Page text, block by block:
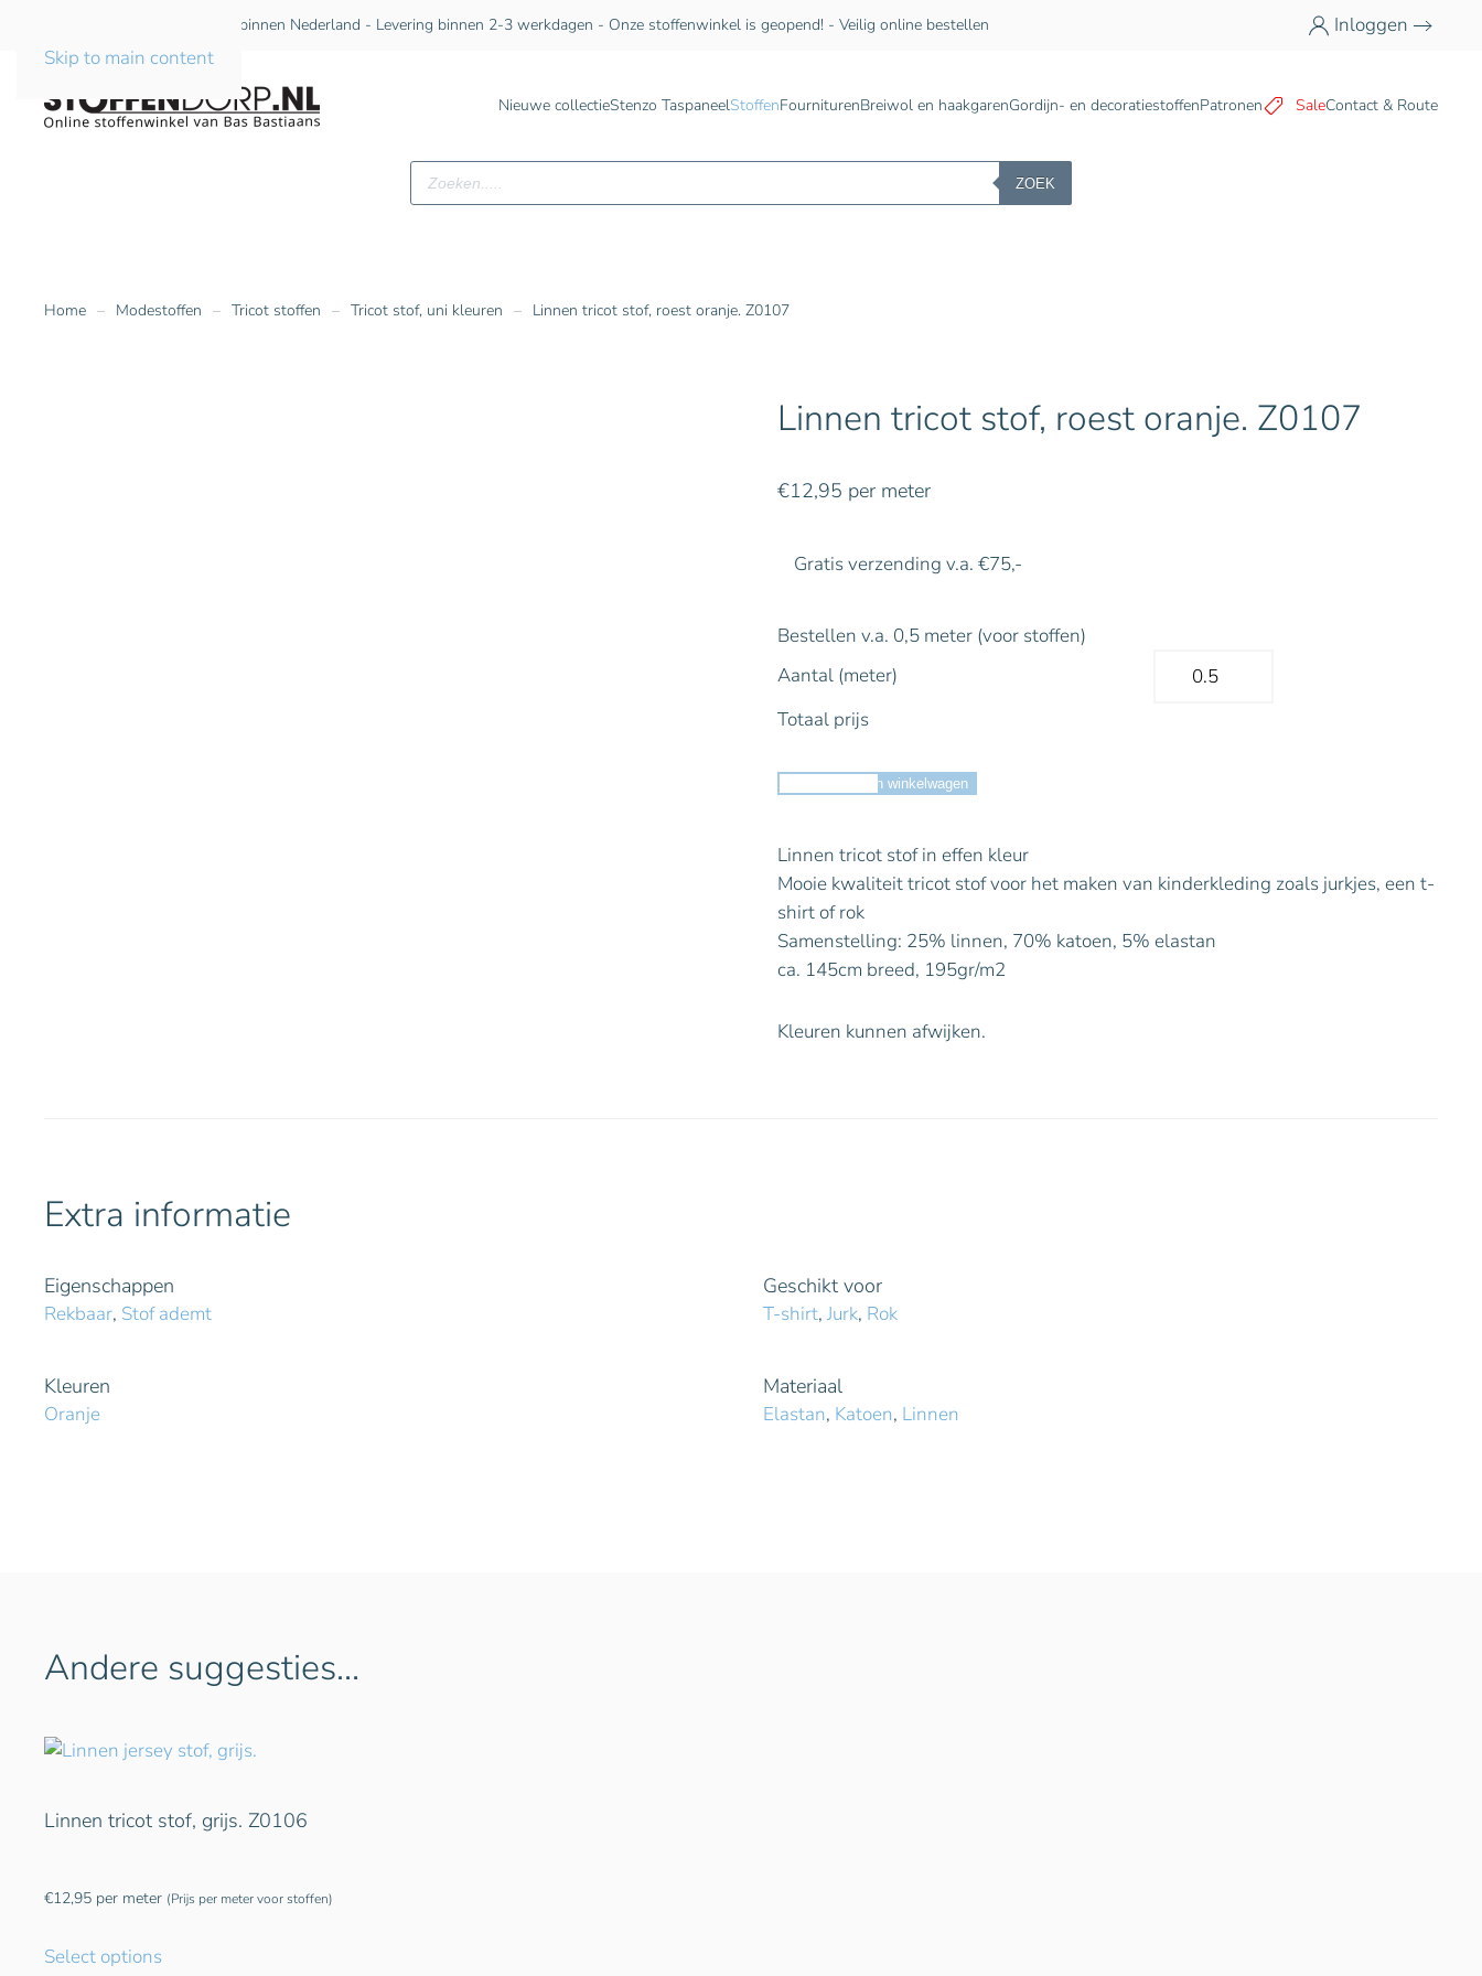
Skip to main content
Gratis verzending vanaf €75 binnen Nederland - Levering binnen 2-3 werkdagen - Onze stoffenwinkel is geopend! - Veilig online bestellen Inloggen
Nieuwe collectieStenzo TaspaneelStoffenFourniturenBreiwol en haakgarenGordijn- en decoratiestoffenPatronen SaleContact & Route
Producten
zoeken
ZOEK
Home Modestoffen Tricot stoffen Tricot stof, uni kleuren Linnen tricot stof, roest oranje. Z0107
Linnen tricot stof, roest oranje. Z0107
€12,95 per meter
Gratis verzending v.a. €75,-
Bestellen v.a. 0,5 meter (voor stoffen)
Aantal (meter)
Totaal prijs
Toevoegen aan winkelwagen
Linnen tricot stof in effen kleur
Mooie kwaliteit tricot stof voor het maken van kinderkleding zoals jurkjes, een t-
shirt of rok
Samenstelling: 25% linnen, 70% katoen, 5% elastan
ca. 145cm breed, 195gr/m2
Kleuren kunnen afwijken.
Extra informatie
Eigenschappen
Rekbaar, Stof ademt
Geschikt voor
T-shirt, Jurk, Rok
Kleuren
Oranje
Materiaal
Elastan, Katoen, Linnen
Andere suggesties…
Linnen tricot stof, grijs. Z0106
€12,95 per meter (Prijs per meter voor stoffen)
Select options